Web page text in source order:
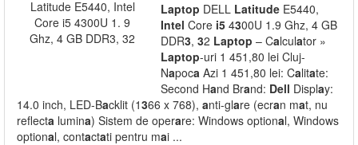
Laptop DELL Latitude E5440,
Intel Core i5 4300U 1.9 Ghz, 4 GB
DDR3, 32 Laptop – Calculator »
Laptop-uri 1 451,80 lei Cluj-
Napoca Azi 1 451,80 lei: Calitate:
Second Hand Brand: Dell Display:
14.0 inch, LED-Backlit (1366 x 768), anti-glare (ecran mat, nu
reflecta lumina) Sistem de operare: Windows optional, Windows
optional, contactati pentru mai ...